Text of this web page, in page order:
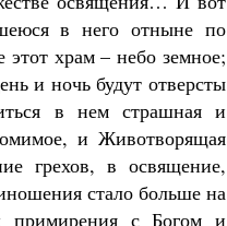
в него отныне по
храм – небо земное;
и ночь будут отверсты
в нем страшная и
и Животворящая
грехов, в освящение,
стало больше на
примирения с Богом и